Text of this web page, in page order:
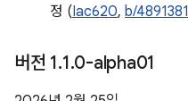
정 (Iac620, b/
버전 1.1.0-alpha01